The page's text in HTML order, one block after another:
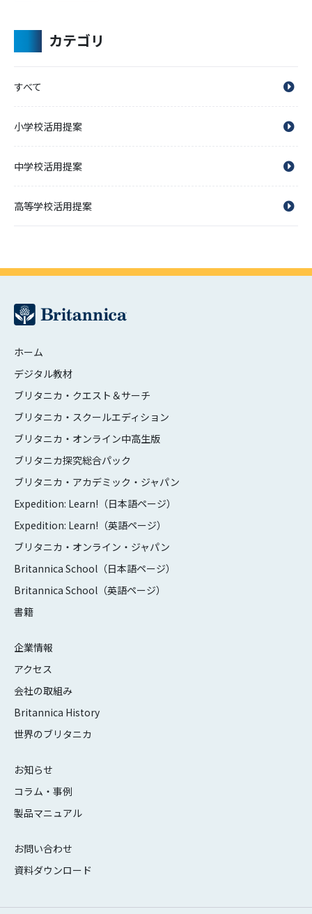
カテゴリ
すべて
小学校活用提案
中学校活用提案
高等学校活用提案
ホーム
デジタル教材
ブリタニカ・クエスト＆サーチ
ブリタニカ・スクールエディション
ブリタニカ・オンライン中高生版
ブリタニカ探究総合パック
ブリタニカ・アカデミック・ジャパン
Expedition: Learn!（日本語ページ）
Expedition: Learn!（英語ページ）
ブリタニカ・オンライン・ジャパン
Britannica School（日本語ページ）
Britannica School（英語ページ）
書籍
企業情報
アクセス
会社の取組み
Britannica History
世界のブリタニカ
お知らせ
コラム・事例
製品マニュアル
お問い合わせ
資料ダウンロード